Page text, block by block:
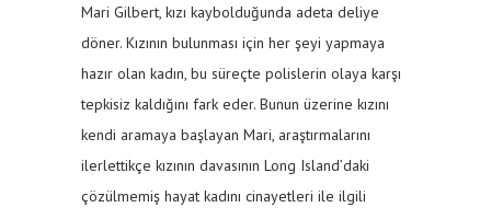
Mari Gilbert, kızı kaybolduğunda adeta deliye
döner. Kızının bulunması için her şeyi yapmaya
hazır olan kadın, bu süreçte polislerin olaya karşı
tepkisiz kaldığını fark eder. Bunun üzerine kızını
kendi aramaya başlayan Mari, araştırmalarını
ilerlettikçe kızının davasının Long Island’daki
çözülmemiş hayat kadını cinayetleri ile ilgili